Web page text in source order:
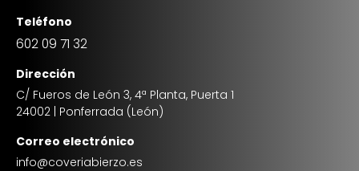
Teléfono
602 09 71 32
Dirección
C/ Fueros de León 3, 4ª Planta, Puerta 1
24002 | Ponferrada (León)
Correo electrónico
info@coveriabierzo.es